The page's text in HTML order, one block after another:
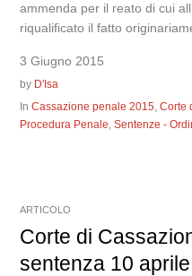
ammenda per il reato di cui
riqualificato il fatto
3 Giugno 2015
by D'Isa
InCassazione penale 2015,Corte
Procedura Penale,Sentenze -
ARTICOLO
Corte di
sentenza 10